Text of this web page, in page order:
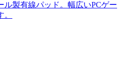
ル製有線パッド。幅広いPCゲー